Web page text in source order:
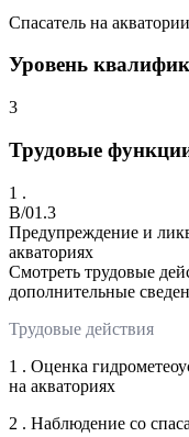
Спасатель на
Уровень
3
Трудовые
1 .
B/01.3
Предупреждение и
акваториях
Смотреть трудовые
дополнительные
Трудовые действия
1 . Оценка
на акваториях
2 . Наблюдение со